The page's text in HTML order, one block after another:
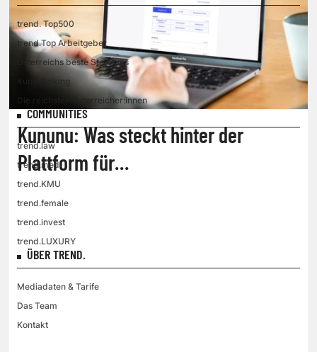
Kununu: Was steckt hinter der
Plattform für
Arbeitgeberbewertungen?
trend. Top500
trend.Top Arbeitgeber
Österreichs beste Start-ups
Kunstranking
Die reichsten Österreicher:innen
COMMUNITIES
trend.law
trend.med
trend.KMU
trend.female
trend.invest
trend.LUXURY
ÜBER TREND.
Mediadaten & Tarife
Das Team
Kontakt